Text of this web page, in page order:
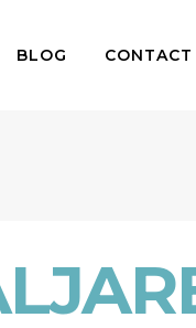
BLOG CONTACT